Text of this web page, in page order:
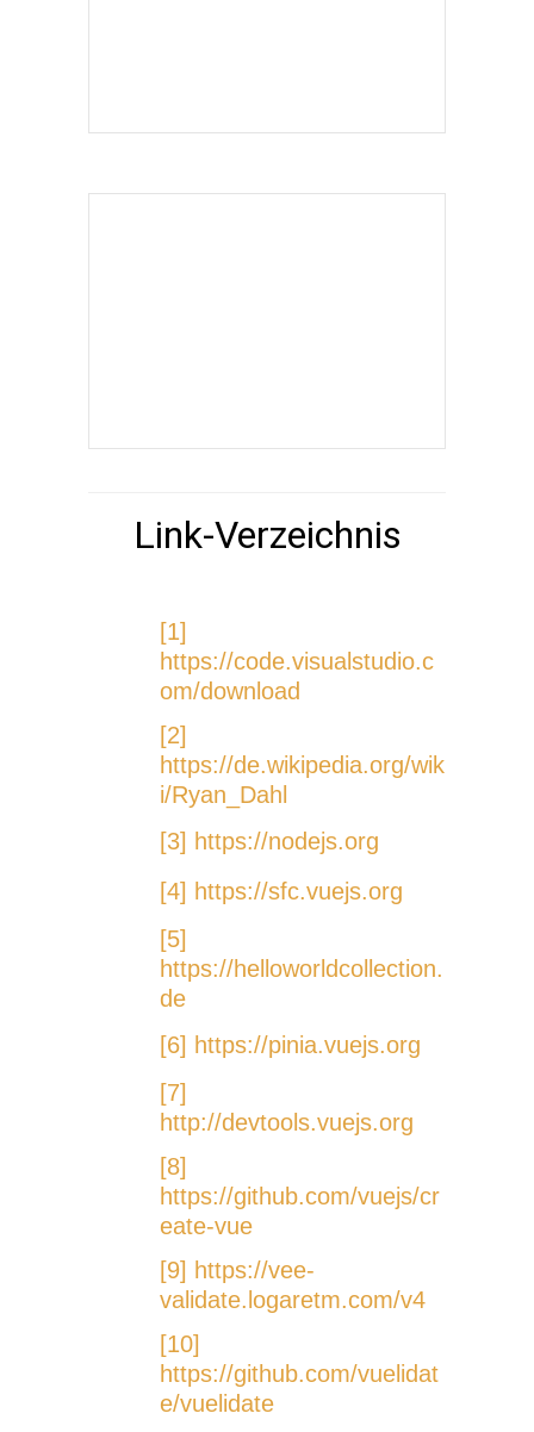
Link-Verzeichnis
[1]
https://code.visualstudio.c
om/download
[2]
https://de.wikipedia.org/wik
i/Ryan_Dahl
[3] https://nodejs.org
[4] https://sfc.vuejs.org
[5]
https://helloworldcollection.
de
[6] https://pinia.vuejs.org
[7]
http://devtools.vuejs.org
[8]
https://github.com/vuejs/cr
eate-vue
[9] https://vee-
validate.logaretm.com/v4
[10]
https://github.com/vuelidat
e/vuelidate